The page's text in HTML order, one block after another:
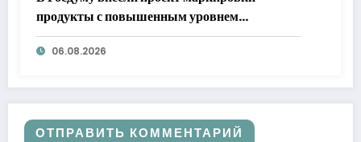
продукты с повышенным уровнем
добавленного сахара
06.08.2026
ОТПРАВИТЬ КОММЕНТАРИЙ